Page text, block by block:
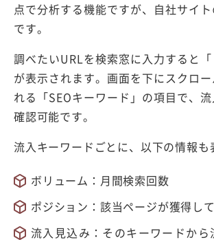
点で分析する機能ですが、自社サイ
です。
調べたいURLを検索窓に入力すると「
が表示されます。画面を下にスクロ
れる「SEOキーワード」の項目で、
確認可能です。
流入キーワードごとに、以下の情報も
ボリューム：月間検索回数
ポジション：該当ページが獲得し
流入見込み：そのキーワードから